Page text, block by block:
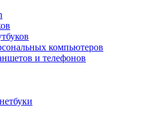
компьютеров
и телефонов